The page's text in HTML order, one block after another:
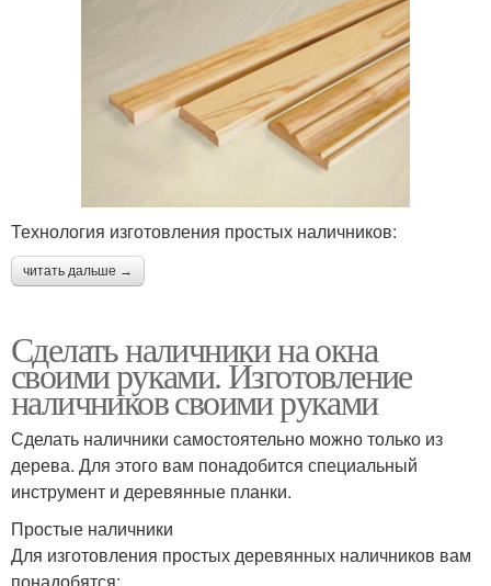
Технология изготовления простых наличников:
читать дальше →
Сделать наличники на окна
своими руками. Изготовление
наличников своими руками
Сделать наличники самостоятельно можно только из
дерева. Для этого вам понадобится специальный
инструмент и деревянные планки.
Простые наличники
Для изготовления простых деревянных наличников вам
понадобятся: